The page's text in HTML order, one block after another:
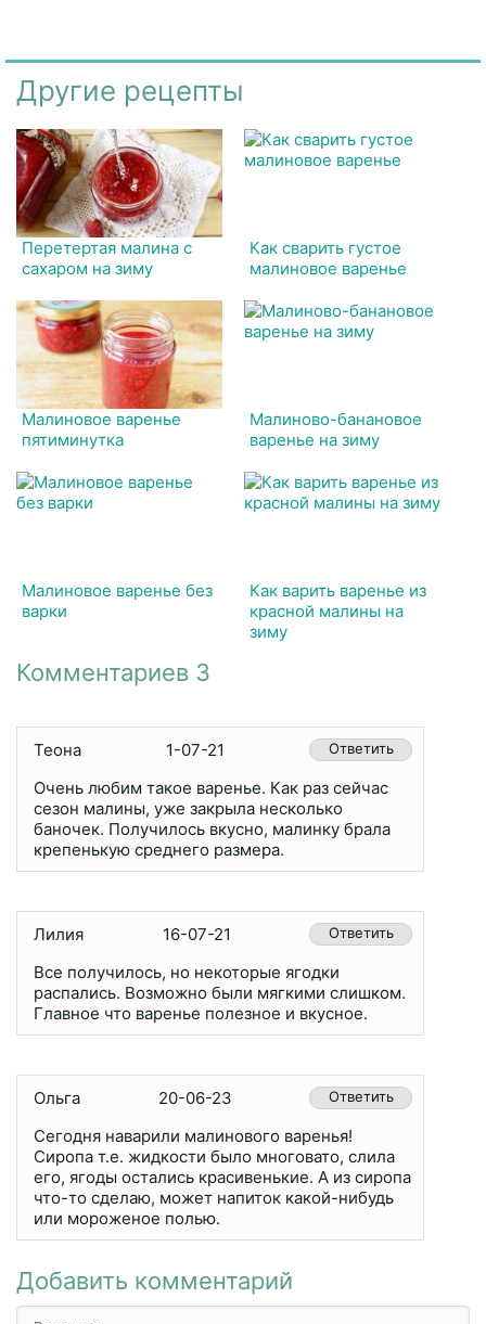
Другие рецепты
Перетертая малина с
сахаром на зиму
Как сварить густое
малиновое варенье
Малиновое варенье
пятиминутка
Малиново-банановое
варенье на зиму
Малиновое варенье без
варки
Как варить варенье из
красной малины на
зиму
Комментариев 3
Теона 1-07-21 Ответить
Очень любим такое варенье. Как раз сейчас
сезон малины, уже закрыла несколько
баночек. Получилось вкусно, малинку брала
крепенькую среднего размера.
Лилия 16-07-21 Ответить
Все получилось, но некоторые ягодки
распались. Возможно были мягкими слишком.
Главное что варенье полезное и вкусное.
Ольга 20-06-23 Ответить
Сегодня наварили малинового варенья!
Сиропа т.е. жидкости было многовато, слила
его, ягоды остались красивенькие. А из сиропа
что-то сделаю, может напиток какой-нибудь
или мороженое полью.
Добавить комментарий